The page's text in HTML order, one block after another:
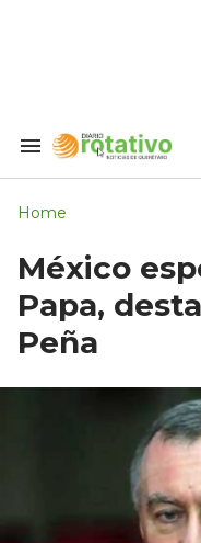
Search
Home
México
Papa,
Peña